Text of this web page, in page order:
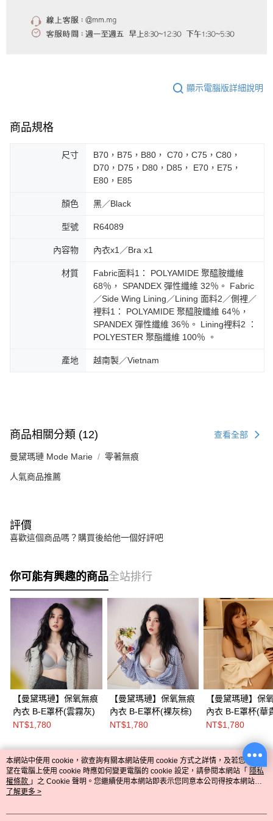
顯示電腦版詳細說明
商品規格
尺寸
B70，B75，B80， C70，C75，C80，
D70，D75，D80，D85， E70，E75，
E80，E85
顏色 黑／Black
型號 R64089
內容物 內衣x1／Bra x1
材質
Fabric面料1： POLYAMIDE 聚醯胺纖維
68％， SPANDEX 彈性纖維 32％。 Fabric
／Side Wing Lining／Lining 面料2／側裡／
裡料1： POLYAMIDE 聚醯胺纖維 64％，
SPANDEX 彈性纖維 36％。 Lining裡料2 ：
POLYESTER 聚酯纖維 100％ 。
產地 越南製／Vietnam
商品相關分類 (12) 查看全部
曼黛瑪璉 Mode Marie 零著無痕
人氣商品推薦
評價
喜歡這個商品嗎？購買後給他一個好評吧
你可能有興趣的商品全站排行
【曼黛瑪璉】保氧無痕
內衣 B-E罩杯(雲霧灰)
NT$1,780
【曼黛瑪璉】保氧無痕
內衣 B-E罩杯(裸灰棕)
NT$1,780
【曼黛瑪璉】保
內衣 B-E罩杯(華
NT$1,780
熱門標籤
本網站中使用 cookie，欲查詢有關本網站使用 cookie 方式之詳情，及若您不希
望在電腦上使用 cookie 時應如何變更電腦的 cookie 設定，請參閱本網站「 隱私
權條款 」之 Cookie 聲明。您繼續使用本網站即表示您同意本公司得按本網站使
用條款之 Cookie 聲明使用 cookie。
了解更多 >